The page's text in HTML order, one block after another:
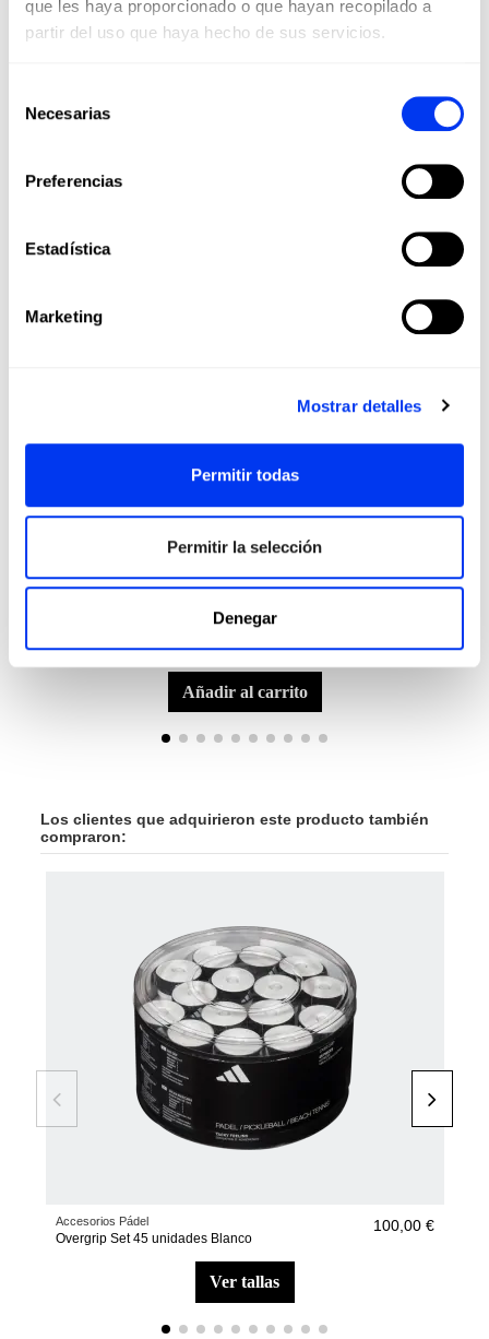
que les haya proporcionado o que hayan recopilado a
partir del uso que haya hecho de sus servicios.
Necesarias
Preferencias
Estadística
Marketing
Mostrar detalles
Permitir todas
Permitir la selección
Denegar
añadir al carrito
Los clientes que adquirieron este producto también
compraron:
Accesorios Pádel
Overgrip Set 45 unidades Blanco
100,00 €
ver tallas